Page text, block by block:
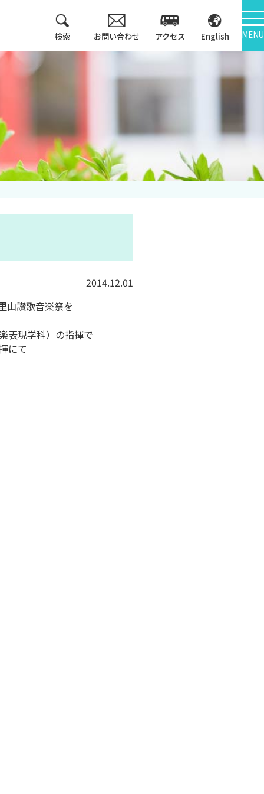
検索 お問い合わせ アクセス English MENU
教育方針
カリキュラム・マッ
プ等
キャンパス紹介
内部質保証
中期計画
2014.12.01
山讃歌音楽祭を
表現学科）の指揮で
にて